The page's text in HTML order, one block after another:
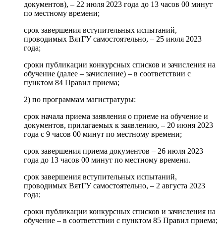
документов), – 22 июля 2023 года до 13 часов 00 минут
по местному времени;
срок завершения вступительных испытаний,
проводимых ВятГУ самостоятельно, – 25 июля 2023
года;
сроки публикации конкурсных списков и зачисления на
обучение (далее – зачисление) – в соответствии с
пунктом 84 Правил приема;
2) по программам магистратуры:
срок начала приема заявления о приеме на обучение и
документов, прилагаемых к заявлению, – 20 июня 2023
года с 9 часов 00 минут по местному времени;
срок завершения приема документов – 26 июля 2023
года до 13 часов 00 минут по местному времени.
срок завершения вступительных испытаний,
проводимых ВятГУ самостоятельно, – 2 августа 2023
года;
сроки публикации конкурсных списков и зачисления на
обучение – в соответствии с пунктом 85 Правил приема;